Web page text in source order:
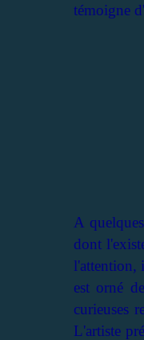
témoigne
A
dont
l'attention,
est orné
curieuses
L'artiste